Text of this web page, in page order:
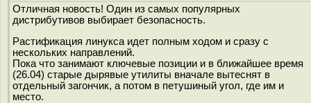
Отличная новость! Один из самых популярных
дистрибутивов выбирает безопасность.
Растификация линукса идет полным ходом и сразу с
нескольких направлений.
Пока что занимают ключевые позиции и в ближайшее время
(26.04) старые дырявые утилиты вначале вытеснят в
отдельный загончик, а потом в пeтyшиный угол, где им и
место.